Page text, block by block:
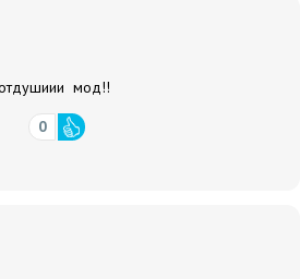
отдушиии мод!!
0